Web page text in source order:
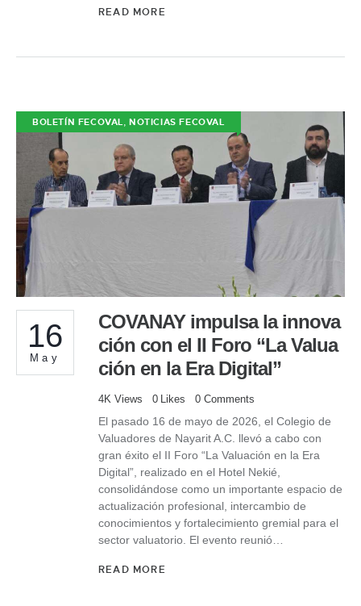
READ MORE
BOLETÍN FECOVAL, NOTICIAS FECOVAL
16
May
COVANAY impulsa la innova
ción con el II Foro “La Valua
ción en la Era Digital”
4K Views 0 Likes 0 Comments
El pasado 16 de mayo de 2026, el Colegio de
Valuadores de Nayarit A.C. llevó a cabo con
gran éxito el II Foro “La Valuación en la Era
Digital”, realizado en el Hotel Nekié,
consolidándose como un importante espacio de
actualización profesional, intercambio de
conocimientos y fortalecimiento gremial para el
sector valuatorio. El evento reunió…
READ MORE